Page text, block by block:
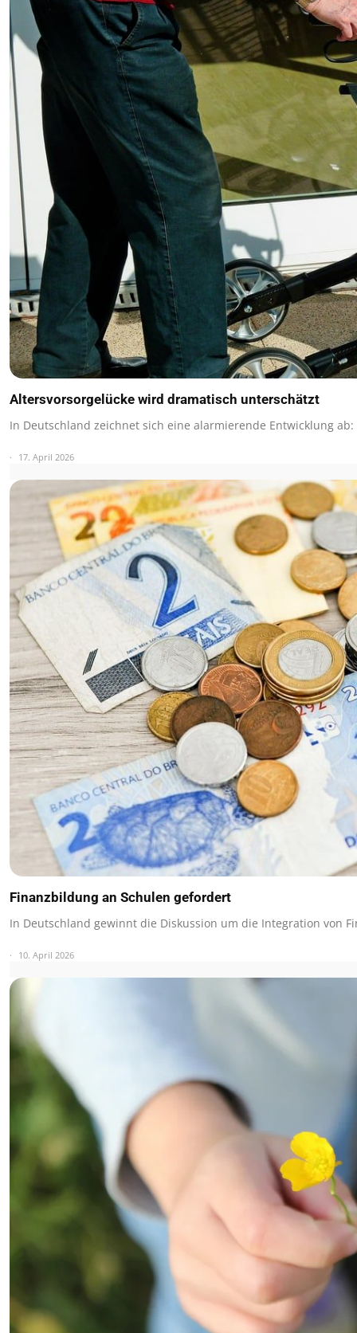
Altersvorsorgelücke wird dramatisch unterschätzt
In Deutschland zeichnet sich eine alarmierende Entwicklung
17. April 2026
Finanzbildung an Schulen gefordert
In Deutschland gewinnt die Diskussion um die Integration von
10. April 2026